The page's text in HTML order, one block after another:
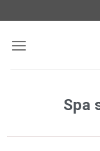
Spa